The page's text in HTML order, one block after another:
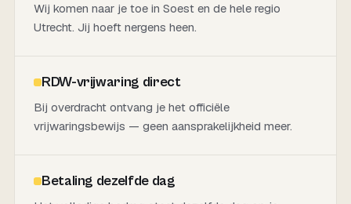
Wij komen naar je toe in Soest en de hele regio
Utrecht. Jij hoeft nergens heen.
RDW-vrijwaring direct
Bij overdracht ontvang je het officiële
vrijwaringsbewijs — geen aansprakelijkheid meer.
Betaling dezelfde dag